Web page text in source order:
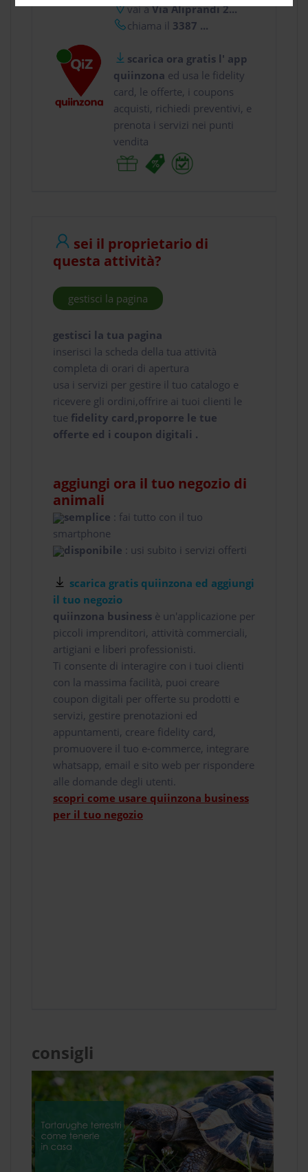
vai aVia Aliprandi 2...
chiama il 3387 ...
scarica ora gratis l' app
quiinzona ed usa le fidelity
card, le offerte, i coupons
acquisti, richiedi preventivi, e
prenota i servizi nei punti
vendita
sei il proprietario di
questa attività?
gestisci la pagina
gestisci la tua pagina
inserisci la scheda della tua attività
completa di orari di apertura
usa i servizi per gestire il tuo catalogo e
ricevere gli ordini,offrire ai tuoi clienti le
tue fidelity card,proporre le tue
offerte ed i coupon digitali .
aggiungi ora il tuo negozio di
animali
semplice : fai tutto con il tuo
smartphone
disponibile : usi subito i servizi offerti
scarica gratis quiinzona ed aggiungi
il tuo negozio
quiinzona business è un'applicazione per
piccoli imprenditori, attività commerciali,
artigiani e liberi professionisti.
Ti consente di interagire con i tuoi clienti
con la massima facilità, puoi creare
coupon digitali per offerte su prodotti e
servizi, gestire prenotazioni ed
appuntamenti, creare fidelity card,
promuovere il tuo e-commerce, integrare
whatsapp, email e sito web per rispondere
alle domande degli utenti.
scopri come usare quiinzona business
per il tuo negozio
consigli